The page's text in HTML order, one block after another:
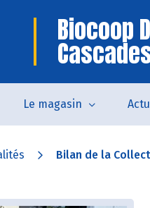
Biocoop
Le magasin
Bilan de la